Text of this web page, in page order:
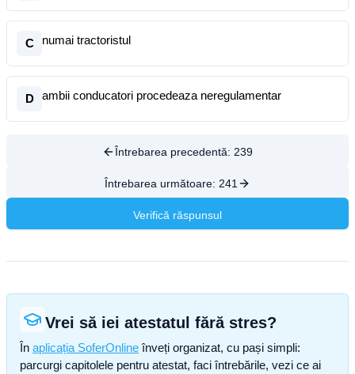
C numai tractoristul
D ambii conducatori procedeaza neregulamentar
Întrebarea precedentă: 239
Întrebarea următoare: 241
Verifică răspunsul
Vrei să iei atestatul fără stres?
În aplicația SoferOnline înveți organizat, cu pași simpli:
parcurgi capitolele pentru atestat, faci întrebările, vezi ce ai